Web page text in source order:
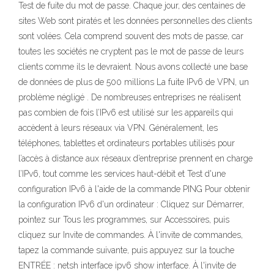
Test de fuite du mot de passe. Chaque jour, des centaines de
sites Web sont piratés et les données personnelles des clients
sont volées. Cela comprend souvent des mots de passe, car
toutes les sociétés ne cryptent pas le mot de passe de leurs
clients comme ils le devraient. Nous avons collecté une base
de données de plus de 500 millions La fuite IPv6 de VPN, un
problème négligé . De nombreuses entreprises ne réalisent
pas combien de fois l’IPv6 est utilisé sur les appareils qui
accèdent à leurs réseaux via VPN. Généralement, les
téléphones, tablettes et ordinateurs portables utilisés pour
l’accès à distance aux réseaux d’entreprise prennent en charge
l’IPv6, tout comme les services haut-débit et Test d'une
configuration IPv6 à l'aide de la commande PING Pour obtenir
la configuration IPv6 d'un ordinateur : Cliquez sur Démarrer,
pointez sur Tous les programmes, sur Accessoires, puis
cliquez sur Invite de commandes. À l'invite de commandes,
tapez la commande suivante, puis appuyez sur la touche
ENTRÉE : netsh interface ipv6 show interface. À l'invite de